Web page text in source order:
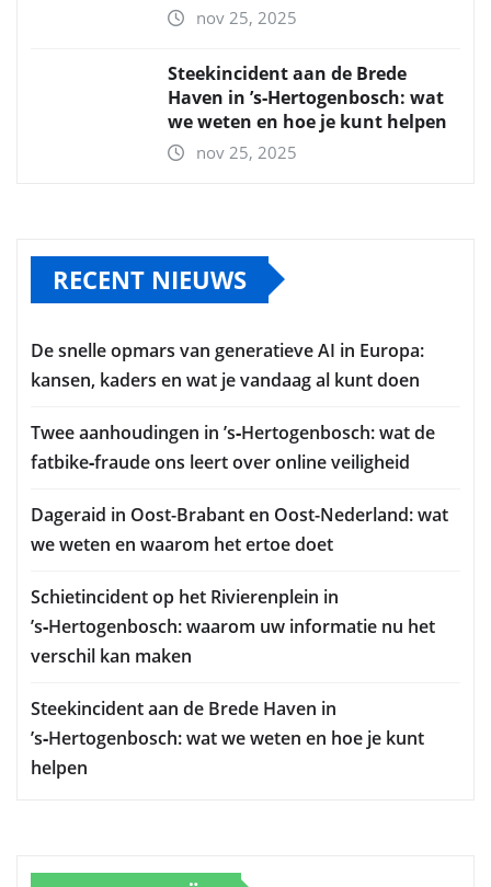
nov 25, 2025
Steekincident aan de Brede
Haven in ’s‑Hertogenbosch: wat
we weten en hoe je kunt helpen
nov 25, 2025
RECENT NIEUWS
De snelle opmars van generatieve AI in Europa:
kansen, kaders en wat je vandaag al kunt doen
Twee aanhoudingen in ’s‑Hertogenbosch: wat de
fatbike‑fraude ons leert over online veiligheid
Dageraid in Oost-Brabant en Oost-Nederland: wat
we weten en waarom het ertoe doet
Schietincident op het Rivierenplein in
’s‑Hertogenbosch: waarom uw informatie nu het
verschil kan maken
Steekincident aan de Brede Haven in
’s‑Hertogenbosch: wat we weten en hoe je kunt
helpen